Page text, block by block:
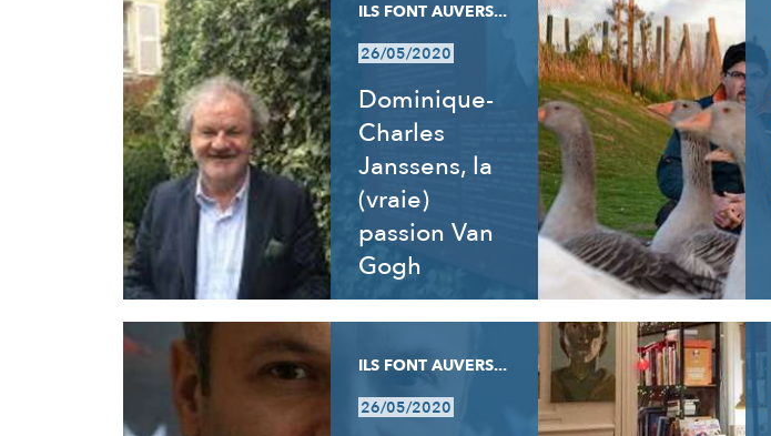
ILS FONT AUVERS...
26/05/2020
Dominique-
Charles
Janssens, la
(vraie)
passion Van
Gogh
ILS FONT AUVERS...
26/05/2020